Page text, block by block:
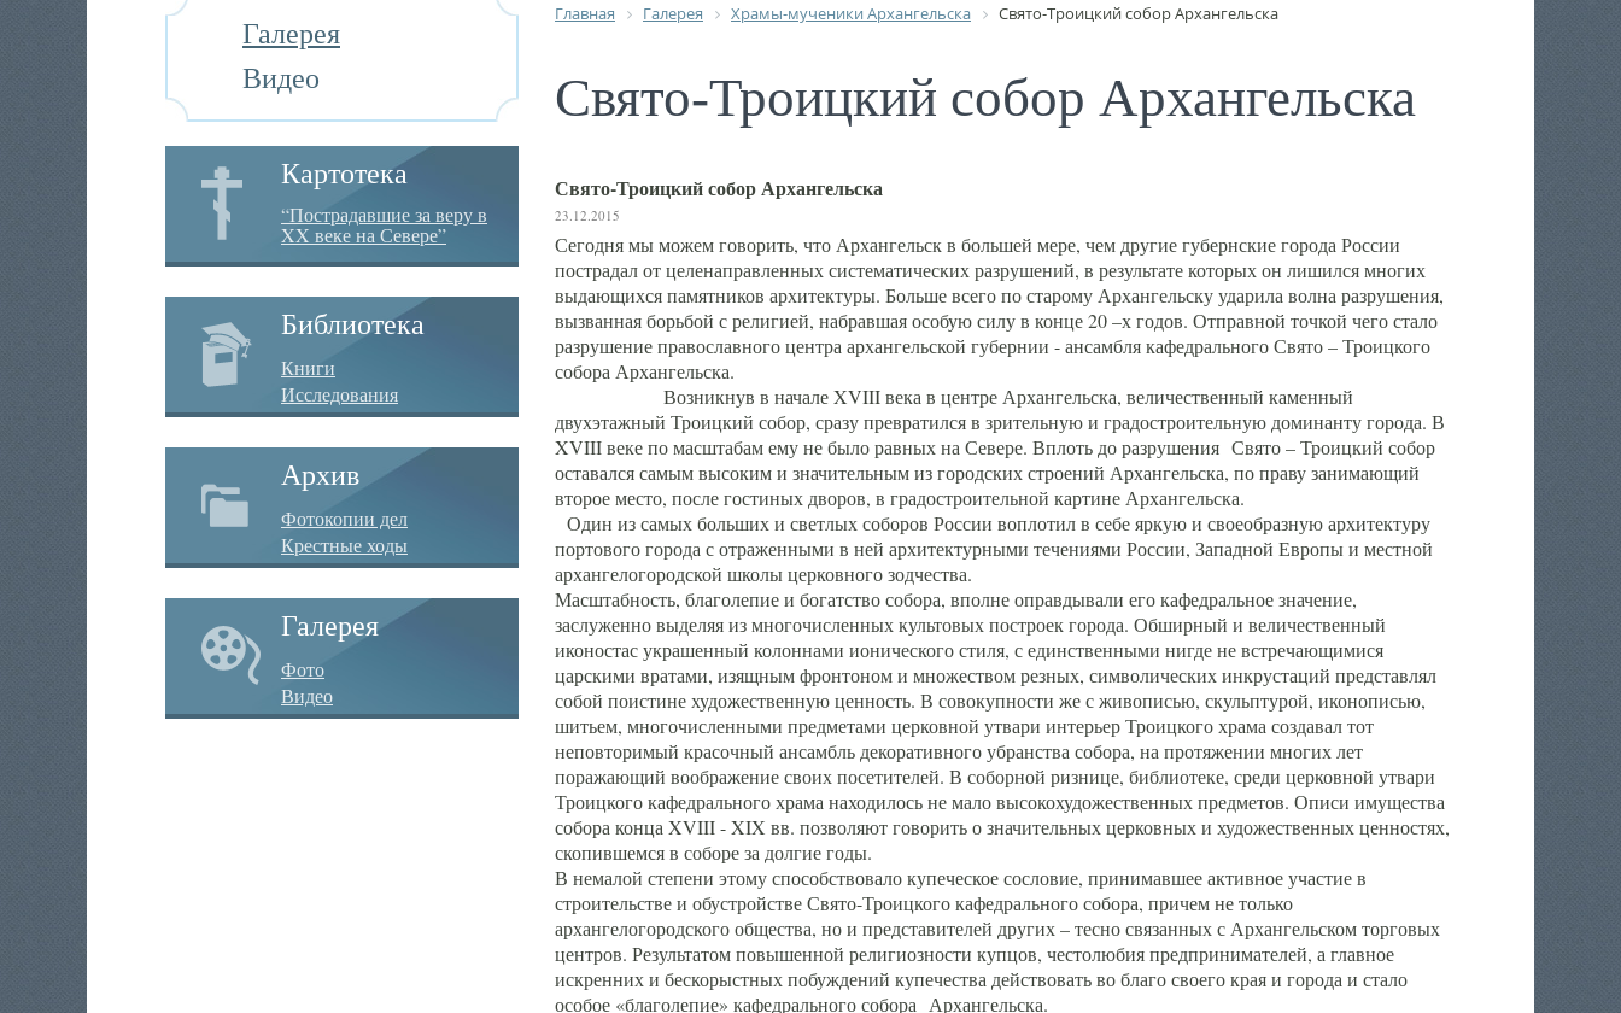
Галерея
Видео
Картотека
“Пострадавшие за веру в
XX веке на Севере”
Библиотека
Книги
Исследования
Архив
Фотокопии дел
Крестные ходы
Галерея
Фото
Видео
Главная Галерея Храмы-мученики Архангельска Свято-Троицкий собор Архангельска
Свято-Троицкий собор Архангельска
Свято-Троицкий собор Архангельска
23.12.2015
Сегодня мы можем говорить, что Архангельск в большей мере, чем другие губернские города России
пострадал от целенаправленных систематических разрушений, в результате которых он лишился многих
выдающихся памятников архитектуры. Больше всего по старому Архангельску ударила волна разрушения,
вызванная борьбой с религией, набравшая особую силу в конце 20 –х годов. Отправной точкой чего стало
разрушение православного центра архангельской губернии - ансамбля кафедрального Свято – Троицкого
собора Архангельска.
Возникнув в начале XVIII века в центре Архангельска, величественный каменный
двухэтажный Троицкий собор, сразу превратился в зрительную и градостроительную доминанту города. В
XVIII веке по масштабам ему не было равных на Севере. Вплоть до разрушения Свято – Троицкий собор
оставался самым высоким и значительным из городских строений Архангельска, по праву занимающий
второе место, после гостиных дворов, в градостроительной картине Архангельска.
Один из самых больших и светлых соборов России воплотил в себе яркую и своеобразную архитектуру
портового города с отраженными в ней архитектурными течениями России, Западной Европы и местной
архангелогородской школы церковного зодчества.
Масштабность, благолепие и богатство собора, вполне оправдывали его кафедральное значение,
заслуженно выделяя из многочисленных культовых построек города. Обширный и величественный
иконостас украшенный колоннами ионического стиля, с единственными нигде не встречающимися
царскими вратами, изящным фронтоном и множеством резных, символических инкрустаций представлял
собой поистине художественную ценность. В совокупности же с живописью, скульптурой, иконописью,
шитьем, многочисленными предметами церковной утвари интерьер Троицкого храма создавал тот
неповторимый красочный ансамбль декоративного убранства собора, на протяжении многих лет
поражающий воображение своих посетителей. В соборной ризнице, библиотеке, среди церковной утвари
Троицкого кафедрального храма находилось не мало высокохудожественных предметов. Описи имущества
собора конца XVIII - XIX вв. позволяют говорить о значительных церковных и художественных ценностях,
скопившемся в соборе за долгие годы.
В немалой степени этому способствовало купеческое сословие, принимавшее активное участие в
строительстве и обустройстве Свято-Троицкого кафедрального собора, причем не только
архангелогородского общества, но и представителей других – тесно связанных с Архангельском торговых
центров. Результатом повышенной религиозности купцов, честолюбия предпринимателей, а главное
искренних и бескорыстных побуждений купечества действовать во благо своего края и города и стало
особое «благолепие» кафедрального собора Архангельска.